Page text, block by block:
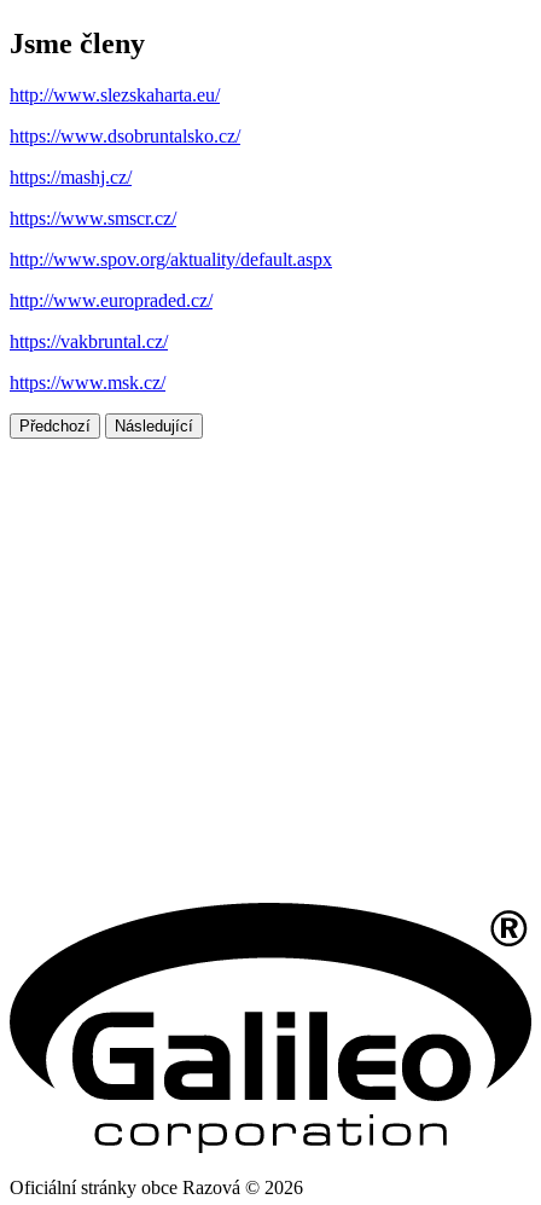
Jsme členy
http://www.slezskaharta.eu/
https://www.dsobruntalsko.cz/
https://mashj.cz/
https://www.smscr.cz/
http://www.spov.org/aktuality/default.aspx
http://www.europraded.cz/
https://vakbruntal.cz/
https://www.msk.cz/
Předchozí Následující
Oficiální stránky obce Razová © 2026